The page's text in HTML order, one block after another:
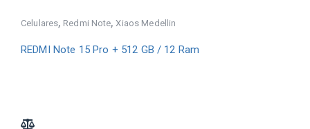
Celulares, Redmi Note,Xiaos Medellin
REDMI Note 15 Pro + 512 GB / 12 Ram